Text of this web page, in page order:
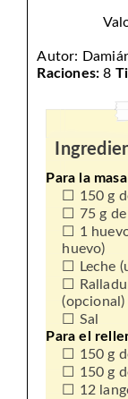
Autor:
Raciones: 8
Para la
150 g
75 g
1
huevo)
Leche
(opcional)
Sal
Para el
150 g
150 g
12